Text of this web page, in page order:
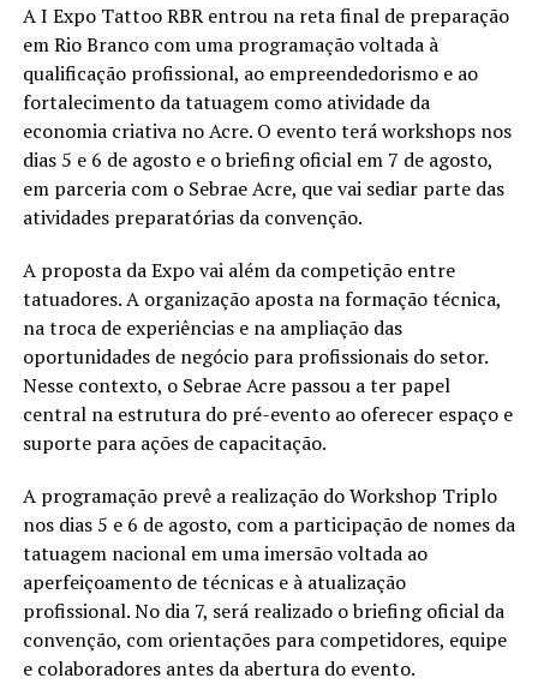
A I Expo Tattoo RBR entrou na reta final de preparação
em Rio Branco com uma programação voltada à
qualificação profissional, ao empreendedorismo e ao
fortalecimento da tatuagem como atividade da
economia criativa no Acre. O evento terá workshops nos
dias 5 e 6 de agosto e o briefing oficial em 7 de agosto,
em parceria com o Sebrae Acre, que vai sediar parte das
atividades preparatórias da convenção.
A proposta da Expo vai além da competição entre
tatuadores. A organização aposta na formação técnica,
na troca de experiências e na ampliação das
oportunidades de negócio para profissionais do setor.
Nesse contexto, o Sebrae Acre passou a ter papel
central na estrutura do pré-evento ao oferecer espaço e
suporte para ações de capacitação.
A programação prevê a realização do Workshop Triplo
nos dias 5 e 6 de agosto, com a participação de nomes da
tatuagem nacional em uma imersão voltada ao
aperfeiçoamento de técnicas e à atualização
profissional. No dia 7, será realizado o briefing oficial da
convenção, com orientações para competidores, equipe
e colaboradores antes da abertura do evento.